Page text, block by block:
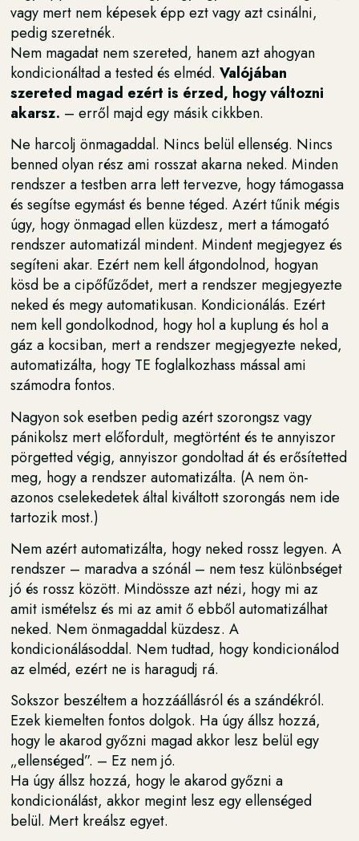
vagy mert nem képesek épp ezt vagy azt csinálni,
pedig szeretnék.
Nem magadat nem szereted, hanem azt ahogyan
kondicionáltad a tested és elméd.Valójában
szereted magad ezért is érzed, hogy változni
akarsz. – erről majd egy másik cikkben.
Ne harcolj önmagaddal. Nincs belül ellenség. Nincs
benned olyan rész ami rosszat akarna neked. Minden
rendszer a testben arra lett tervezve, hogy támogassa
és segítse egymást és benne téged. Azért tűnik mégis
úgy, hogy önmagad ellen küzdesz, mert a támogató
rendszer automatizál mindent. Mindent megjegyez és
segíteni akar. Ezért nem kell átgondolnod, hogyan
kösd be a cipőfűződet, mert a rendszer megjegyezte
neked és megy automatikusan. Kondicionálás. Ezért
nem kell gondolkodnod, hogy hol a kuplung és hol a
gáz a kocsiban, mert a rendszer megjegyezte neked,
automatizálta, hogy TE foglalkozhass mással ami
számodra fontos.
Nagyon sok esetben pedig azért szorongsz vagy
pánikolsz mert előfordult, megtörtént és te annyiszor
pörgetted végig, annyiszor gondoltad át és erősítetted
meg, hogy a rendszer automatizálta. (A nem ön-
azonos cselekedetek által kiváltott szorongás nem ide
tartozik most.)
Nem azért automatizálta, hogy neked rossz legyen. A
rendszer – maradva a szónál – nem tesz különbséget
jó és rossz között. Mindössze azt nézi, hogy mi az
amit ismételsz és mi az amit ő ebből automatizálhat
neked. Nem önmagaddal küzdesz. A
kondicionálásoddal. Nem tudtad, hogy kondicionálod
az elméd, ezért ne is haragudj rá.
Sokszor beszéltem a hozzáállásról és a szándékról.
Ezek kiemelten fontos dolgok. Ha úgy állsz hozzá,
hogy le akarod győzni magad akkor lesz belül egy
„ellenséged”. – Ez nem jó.
Ha úgy állsz hozzá, hogy le akarod győzni a
kondicionálást, akkor megint lesz egy ellenséged
belül. Mert kreálsz egyet.